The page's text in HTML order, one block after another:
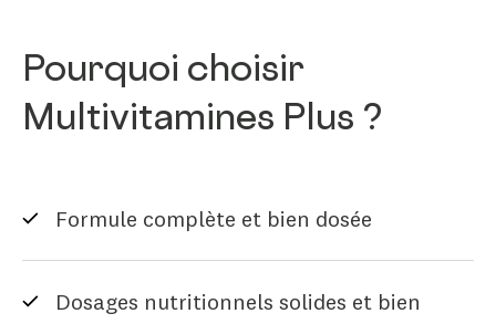
Pourquoi choisir
Multivitamines Plus ?
Formule complète et bien dosée
Dosages nutritionnels solides et bien